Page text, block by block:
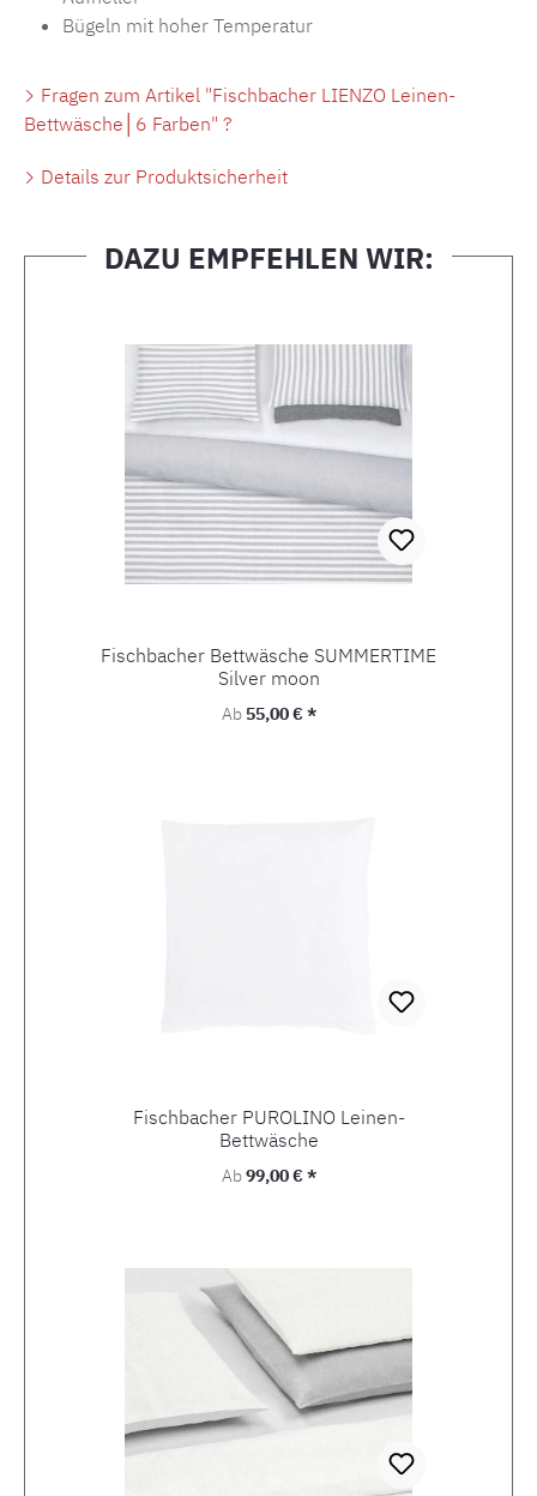
Bügeln mit hoher Temperatur
Fragen zum Artikel "Fischbacher LIENZO Leinen-
Bettwäsche│6 Farben" ?
Details zur Produktsicherheit
DAZU EMPFEHLEN WIR:
Fischbacher Bettwäsche SUMMERTIME
Silver moon
Regulärer Preis:
Ab 55,00 € *
Fischbacher PUROLINO Leinen-
Bettwäsche
Regulärer Preis:
Ab99,00 € *